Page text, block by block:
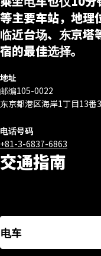
等主要车站，地理
临近台场、东京塔
宿的最佳选择。
地址
邮编105-0022
东京都港区海岸1丁目13番
电话号码
+81-3-6837-6863
交通指南
电车